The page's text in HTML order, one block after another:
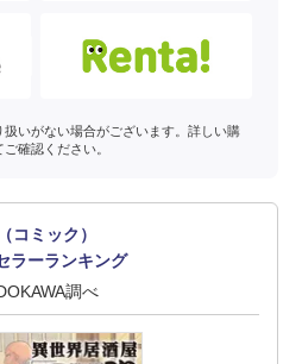
いがない場合がございます。詳しい購
確認ください。
コミック）
ラーランキング
調べ